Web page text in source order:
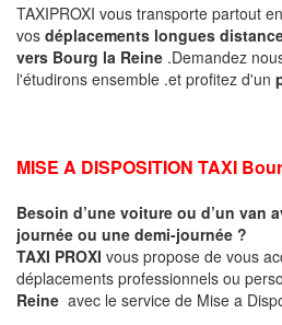
TAXIPROXI vous transporte partout
vos déplacements longues
vers Bourg la Reine .Demandez
l'étudirons ensemble .et profitez d'un
MISE A DISPOSITION TAXI
Besoin d’une voiture ou d’un van
journée ou une demi-journée ?
TAXI PROXI vous propose de vous
déplacements professionnels ou
Reine avec le service de Mise a